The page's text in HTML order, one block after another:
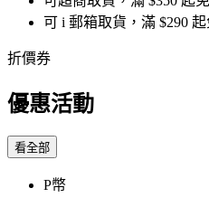
可 i 郵箱取貨，滿 $290
折價券
優惠活動
看全部
P幣